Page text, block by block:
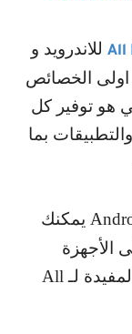
All للاندرويد و
اولى الخصائص
هو توفير كل
بما
يمكنك
الأجهزة
لـ All